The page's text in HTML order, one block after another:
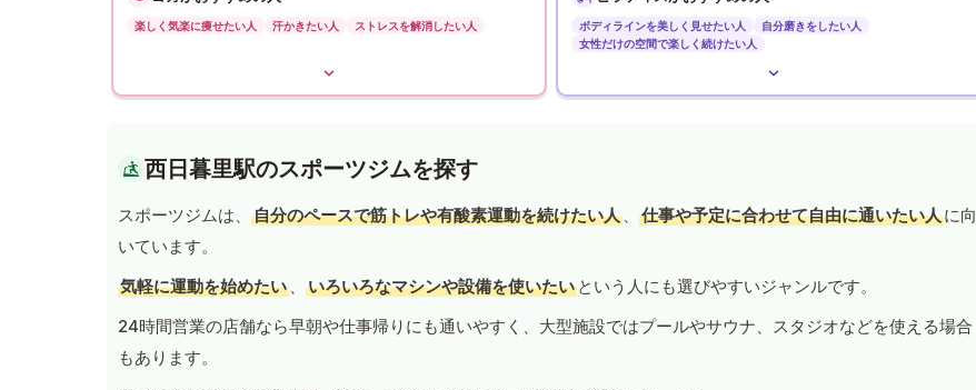
楽しく気楽に痩せたい人 汗かきたい人 ストレスを解消したい人 ボディラインを美しく見せたい人
自分磨きをしたい人
女性だけの空間で楽しく続けたい人
西日暮里駅のスポーツジムを探す
スポーツジムは、 自分のペースで筋トレや有酸素運動を続けたい人 、 仕事や予定に合わせて自由に通いたい人に向
いています。
気軽に運動を始めたい 、 いろいろなマシンや設備を使いたい という人にも選びやすいジャンルです。
24時間営業の店舗なら早朝や仕事帰りにも通いやすく、大型施設ではプールやサウナ、スタジオなどを使える場合
もあります。